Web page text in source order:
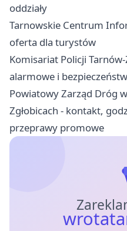
oddziały
Tarnowskie Centrum
oferta dla turystów
Komisariat Policji
alarmowe i
Powiatowy Zarząd Dróg
Zgłobicach - kontakt,
przeprawy promowe